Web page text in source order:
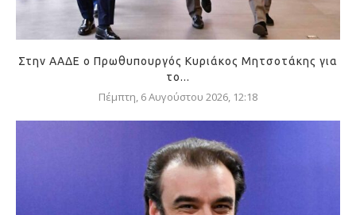
Στην ΑΑΔΕ ο Πρωθυπουργός Κυριάκος Μητσοτάκης για
το...
Πέμπτη, 6 Αυγούστου 2026, 12:18